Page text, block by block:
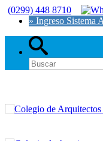
(0299) 448 8710
» Ingreso Sistema